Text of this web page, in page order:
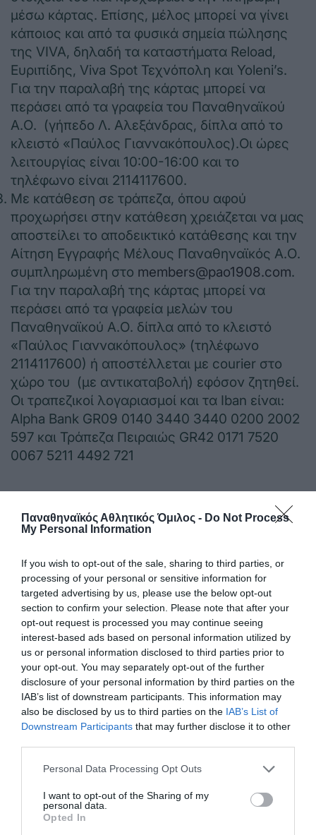
Παναθηναϊκός Αθλητικός Όμιλος - Do Not Process
My Personal Information
If you wish to opt-out of the sale, sharing to third parties, or
processing of your personal or sensitive information for
targeted advertising by us, please use the below opt-out
section to confirm your selection. Please note that after your
opt-out request is processed you may continue seeing
interest-based ads based on personal information utilized by
us or personal information disclosed to third parties prior to
your opt-out. You may separately opt-out of the further
disclosure of your personal information by third parties on the
IAB’s list of downstream participants. This information may
also be disclosed by us to third parties on the IAB’s List of
Downstream Participants that may further disclose it to other
Please note that this website/app uses one or more Google
not limited to your visit or usage behaviour. You may click to
grant or deny consent to Google and its third-party tags to
use your data for below specified purposes in below Google
Personal Data Processing Opt Outs
I want to opt-out of the Sharing of my
personal data.
Opted In
μέσω κάρτας. Επίσης, μέλος μπορεί να γίνει
κάποιος και από τα φυσικά σημεία πώλησης
της VIVA, δηλαδή τα καταστήματα Reload,
Ευριπίδης, Viva Spot Τεχνόπολη και Yoleni’s.
Για την παραλαβή της κάρτας μπορεί να
περάσει από τα γραφεία του Παναθηναϊκού
Α.Ο. (γήπεδο Λ. Αλεξάνδρας, δίπλα από το
κλειστό «Παύλος Γιαννακόπουλος).Οι ώρες
λειτουργίας είναι 10:00-16:00 και το
τηλέφωνο είναι 2114117600.
Με κατάθεση σε τράπεζα, όπου αφού
προχωρήσει στην κατάθεση χρειάζεται να μας
αποστείλει το αποδεικτικό κατάθεσης και την
Αίτηση Εγγραφής Μέλους Παναθηναϊκός Α.Ο.
συμπληρωμένη στο members@pao1908.com.
Για την παραλαβή της κάρτας μπορεί να
περάσει από τα γραφεία μελών του
Παναθηναϊκού Α.Ο. δίπλα από το κλειστό
«Παύλος Γιαννακόπουλος» (τηλέφωνο
2114117600) ή αποστέλλεται με courier στο
χώρο του (με αντικαταβολή) εφόσον ζητηθεί.
Οι τραπεζικοί λογαριασμοί και τα Iban είναι:
Alpha Bank GR09 0140 3440 3440 0200 2002
597 και Τράπεζα Πειραιώς GR42 0171 7520
0067 5211 4492 721
ΤΕΛΕΥΤΑΙΑ ΝΕΑ
Στον Παναθηναϊκό η Peace Efih
Ο Παναθηναϊκός Αθλητικός Όμιλος ανακοινώνει την
έναρξη της συνεργασίας του με την Peace Efih για το